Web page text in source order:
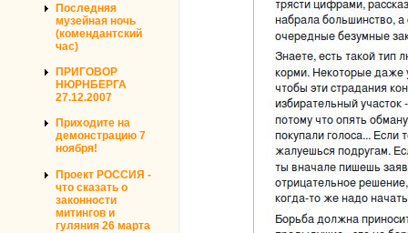
Последняя
музейная ночь
(комендантский
час)
ПРИГОВОР
НЮРНБЕРГА
27.12.2007
Приходите на
демонстрацию 7
ноября!
Проект РОССИЯ -
что сказать о
законности
митингов и
гуляния 26 марта